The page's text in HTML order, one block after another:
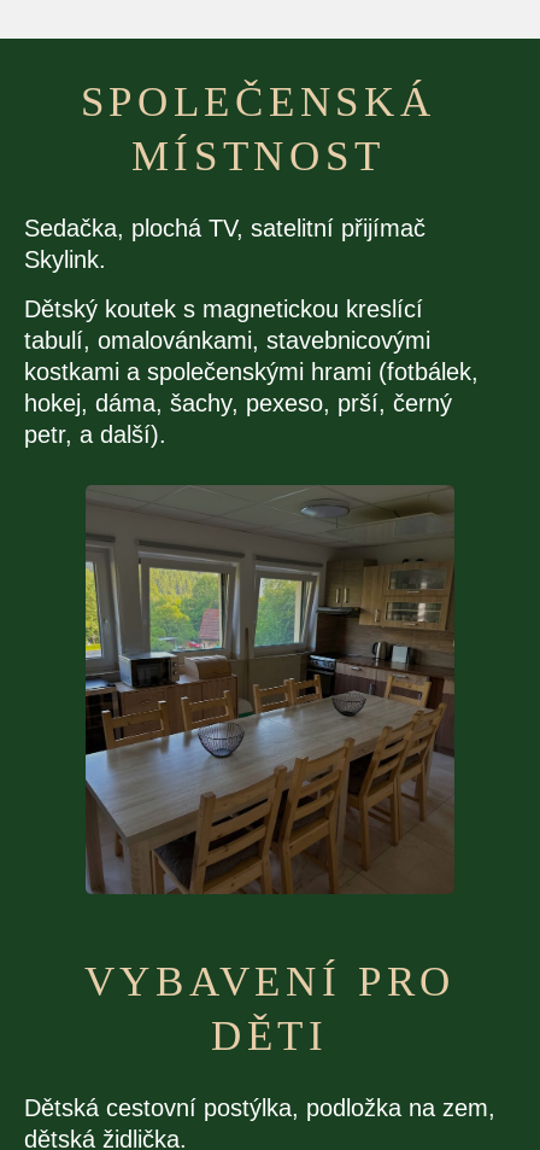
SPOLEČENSKÁ
MÍSTNOST
Sedačka, plochá TV, satelitní přijímač
Skylink.
Dětský koutek s magnetickou kreslící
tabulí, omalovánkami, stavebnicovými
kostkami a společenskými hrami (fotbálek,
hokej, dáma, šachy, pexeso, prší, černý
petr, a další).
VYBAVENÍ PRO
DĚTI
Dětská cestovní postýlka, podložka na zem,
dětská židlička.